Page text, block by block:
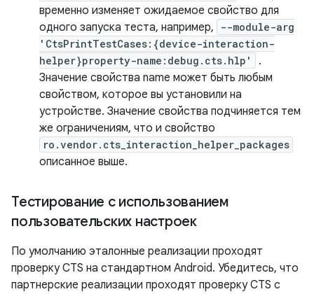
временно изменяет ожидаемое свойство для
одного запуска теста, например,
--module-arg
'CtsPrintTestCases:{device-interaction-
helper}property-name:debug.cts.hlp'
.
Значение свойства name может быть любым
свойством, которое вы установили на
устройстве. Значение свойства подчиняется тем
же ограничениям, что и свойство
ro.vendor.cts_interaction_helper_packages
описанное выше.
Тестирование с использованием
пользовательских настроек
По умолчанию эталонные реализации проходят
проверку CTS на стандартном Android. Убедитесь, что
партнерские реализации проходят проверку CTS с